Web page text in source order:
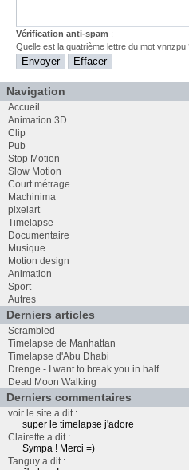
Vérification anti-spam :
Quelle est laquatrième lettre du motvnnzpu
Navigation
Accueil
Animation 3D
Clip
Pub
Stop Motion
Slow Motion
Court métrage
Machinima
pixelart
Timelapse
Documentaire
Musique
Motion design
Animation
Sport
Autres
Derniers articles
Scrambled
Timelapse de Manhattan
Timelapse d'Abu Dhabi
Drenge - I want to break you in half
Dead Moon Walking
Derniers commentaires
voir le site a dit :
super le timelapse j'adore
Clairette a dit :
Sympa ! Merci =)
Tanguy a dit :